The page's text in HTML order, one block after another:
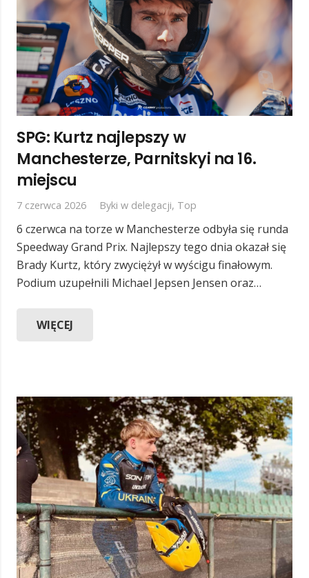
SPG: Kurtz najlepszy w
Manchesterze, Parnitskyi na 16.
miejscu
7 czerwca 2026 Byki w delegacji, Top
6 czerwca na torze w Manchesterze odbyła się runda
Speedway Grand Prix. Najlepszy tego dnia okazał się
Brady Kurtz, który zwyciężył w wyścigu finałowym.
Podium uzupełnili Michael Jepsen Jensen oraz…
WIĘCEJ